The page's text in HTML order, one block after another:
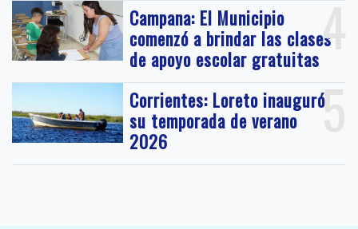
4
Campana: El Municipio
comenzó a brindar las clases
de apoyo escolar gratuitas
5
Corrientes: Loreto inauguró
su temporada de verano
2026